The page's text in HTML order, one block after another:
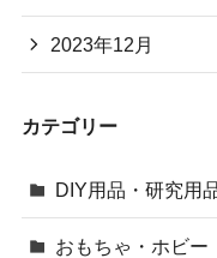
2023年12月
カテゴリー
DIY用品・研究用
おもちゃ・ホビー